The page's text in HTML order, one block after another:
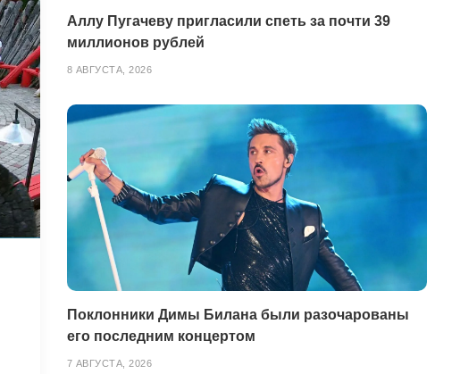
Аллу Пугачеву пригласили спеть за почти 39
миллионов рублей
8 АВГУСТА, 2026
Поклонники Димы Билана были разочарованы
его последним концертом
7 АВГУСТА, 2026